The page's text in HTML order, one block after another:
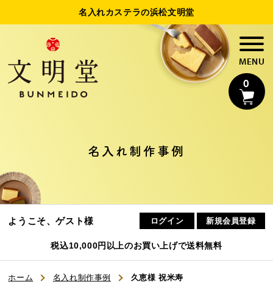
名入れカステラの浜松文明堂
0
制作事例
名入れ制作事例
税込10,000円以上のお買い上げで送料無料
ようこそ、ゲスト様 ログイン 新規会員登録
ホーム 名入れ制作事例 久恵様 祝米寿